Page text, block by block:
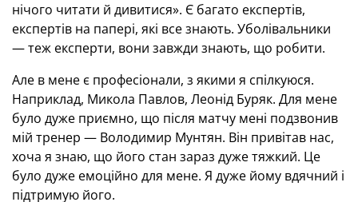
нічого читати й дивитися». Є багато експертів,
експертів на папері, які все знають. Уболівальники
— теж експерти, вони завжди знають, що робити.
Але в мене є професіонали, з якими я спілкуюся.
Наприклад, Микола Павлов, Леонід Буряк. Для мене
було дуже приємно, що після матчу мені подзвонив
мій тренер — Володимир Мунтян. Він привітав нас,
хоча я знаю, що його стан зараз дуже тяжкий. Це
було дуже емоційно для мене. Я дуже йому вдячний і
підтримую його.